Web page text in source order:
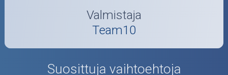
Valmistaja
Team10
Suosittuja vaihtoehtoja